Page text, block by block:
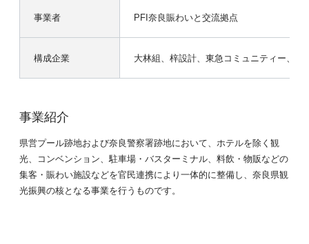
事業者 PFI奈良賑わいと交流拠点
構成企業 大林組、梓設計、東急コミュニティー、
事業紹介
県営プール跡地および奈良警察署跡地において、ホテルを除く観
光、コンベンション、駐車場・バスターミナル、料飲・物販などの
集客・賑わい施設などを官民連携により一体的に整備し、奈良県観
光振興の核となる事業を行うものです。